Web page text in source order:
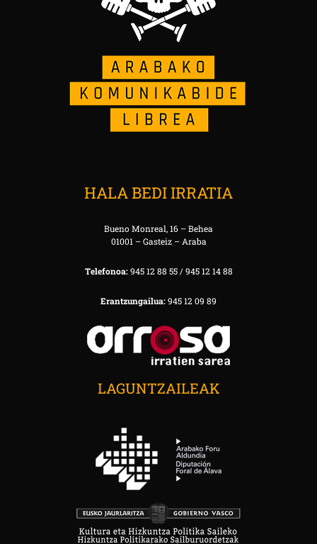
HALA BEDI IRRATIA
Bueno Monreal, 16 – Behea
01001 – Gasteiz – Araba
Telefonoa:945 12 88 55 / 945 12 14 88
Erantzungailua:945 12 09 89
LAGUNTZAILEAK